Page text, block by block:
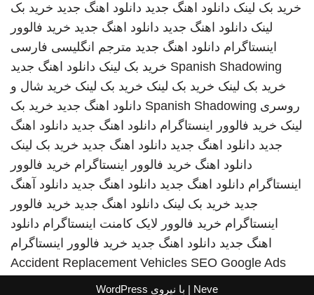
خرید بک لینک دانلود اهنگ جدید دانلود اهنگ جدید خرید بک
لینک دانلود اهنگ جدید دانلود اهنگ جدید خرید فالوور
اینستاگرام دانلود اهنگ جدید مترجم انگلیسی فارسی
Spanish Shadowing خرید بک لینک دانلود اهنگ جدید
خرید بک لینک خرید بک لینک خرید بک لینک خرید شال و
روسری Spanish Shadowing دانلود اهنگ جدید خرید بک
لینک خرید فالوور اینستاگرام دانلود اهنگ جدید دانلود اهنگ
جدید دانلود اهنگ جدید دانلود اهنگ جدید خرید بک لینک
دانلود اهنگ خرید فالوور اینستاگرام خرید فالوور
اینستاگرام دانلود اهنگ جدید دانلود اهنگ جدید دانلود آهنگ
جدید خرید بک لینک دانلود اهنگ جدید خرید فالوور
اینستاگرام خرید فالوور لایک کامنت اینستاگرام دانلود
اهنگ جدید دانلود اهنگ جدید خرید فالوور اینستاگرام
Accident Replacement Vehicles SEO Google Ads
Neve | با نیروی WordPress